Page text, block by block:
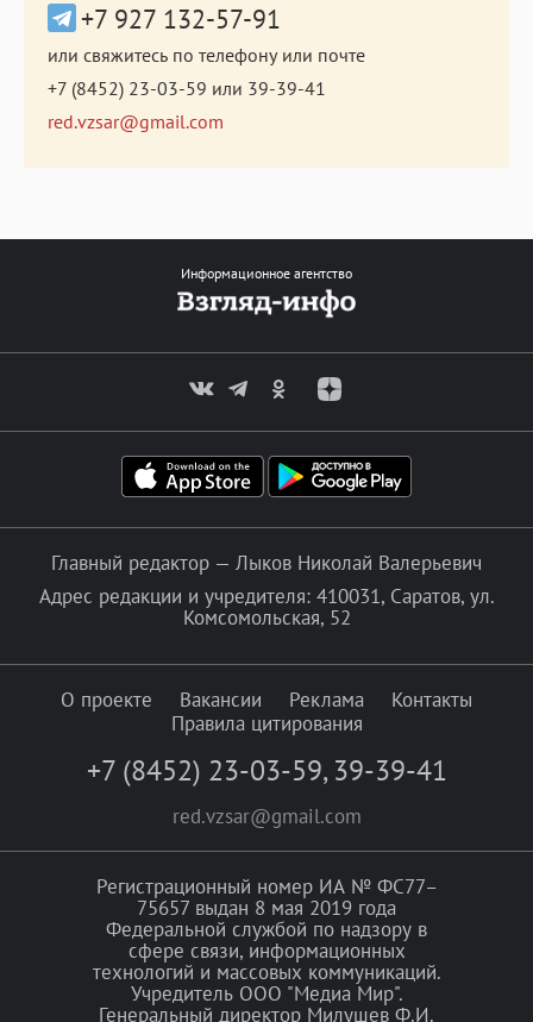
+7 927 132-57-91
или свяжитесь по телефону или почте
+7 (8452) 23-03-59 или 39-39-41
red.vzsar@gmail.com
Информационное агентство
Главный редактор — Лыков Николай Валерьевич
Адрес редакции и учредителя: 410031, Саратов, ул.
Комсомольская, 52
О проекте Вакансии Реклама
Контакты
Правила цитирования
+7 (8452) 23-03-59, 39-39-41
red.vzsar@gmail.com
Регистрационный номер ИА № ФС77–
75657 выдан 8 мая 2019 года
Федеральной службой по надзору в
сфере связи, информационных
технологий и массовых коммуникаций.
Учредитель ООО "Медиа Мир".
Генеральный директор Милушев Ф.И.